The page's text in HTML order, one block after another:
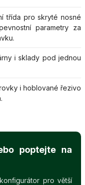
třída pro skryté nosné
parametry za
i sklady pod jednou
i hoblované řezivo
poptejte na
pro větší